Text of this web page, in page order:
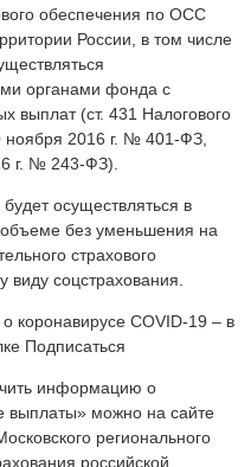
обеспечения по ОСС
России, в том числе
органами фонда с
выплат (ст. 431 Налогового
ноября 2016 г. № 401-ФЗ,
г. № 243-ФЗ).
осуществляться в
без уменьшения на
страхового
соцстрахования.
коронавирусе COVID-19 – в
Подписаться
информацию о
выплаты» можно на сайте
регионального
российской